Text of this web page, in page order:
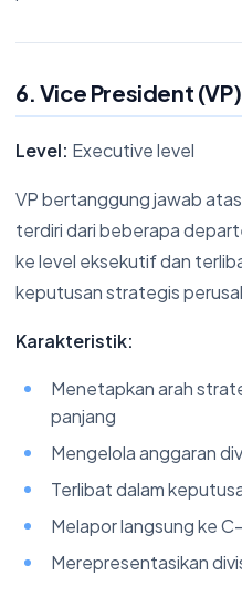
6. Vice President (VP)
Level: Executive level
VP bertanggung jawab atas
terdiri dari beberapa
ke level eksekutif dan
keputusan strategis
Karakteristik:
Menetapkan arah
panjang
Mengelola anggaran
Terlibat dalam
Melapor langsung ke
Merepresentasikan